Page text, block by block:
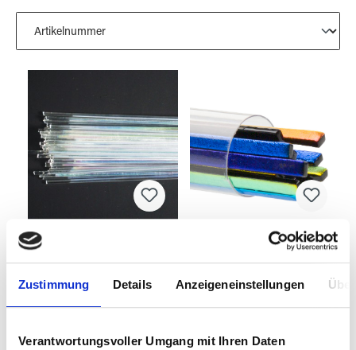
Zustimmung Details Anzeigeneinstellungen
Verantwortungsvoller Umgang mit Ihren Daten
klar AK90
3570301
BULLSEYE Stix
0100-09-F-30 F
3570303